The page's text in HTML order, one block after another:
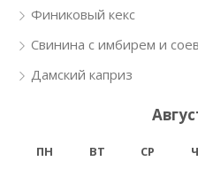
Финиковый кекс
Свинина с имбирем и
Дамский каприз
ПН ВТ СР